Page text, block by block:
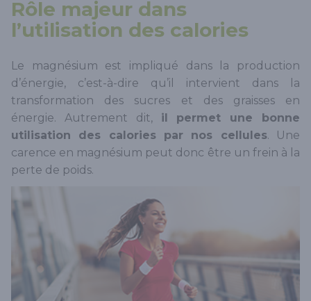
Rôle majeur dans
l’utilisation des calories
Le magnésium est impliqué dans la production
d’énergie, c’est-à-dire qu’il intervient dans la
transformation des sucres et des graisses en
énergie. Autrement dit, il permet une bonne
utilisation des calories par nos cellules. Une
carence en magnésium peut donc être un frein à la
perte de poids.